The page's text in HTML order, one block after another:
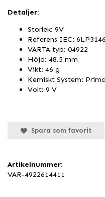
Detaljer:
Storlek: 9V
Referens IEC: 6LP3146
VARTA typ: 04922
Höjd: 48.5 mm
Vikt: 46 g
Kemiskt System:
Volt: 9 V
Spara som favorit
Artikelnummer:
VAR-4922614411